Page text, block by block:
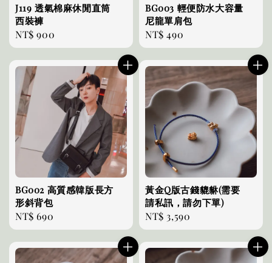
J119 透氣棉麻休閒直筒
西裝褲
Regular
price
NT$ 900
BG003 輕便防水大容量
尼龍單肩包
Regular
price
NT$ 490
BG002 高質感韓版長方
形斜背包
Regular
price
NT$ 690
黃金Q版古錢貔貅(需要
請私訊，請勿下單)
Regular
price
NT$ 3,590